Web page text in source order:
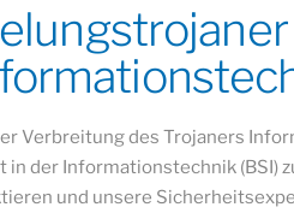
Verbreitung des Trojaners
der Informationstechnik (BSI)
und unsere